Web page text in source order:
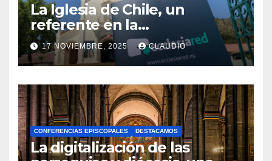
La Iglesia de Chile, un
referente en la
transformación digital
gracias a Ecclesiared
17 NOVIEMBRE, 2025 CLAUDIO
N
O
H
A
Y
C
CONFERENCIAS EPISCOPALES DESTACAMOS
La digitalización de las